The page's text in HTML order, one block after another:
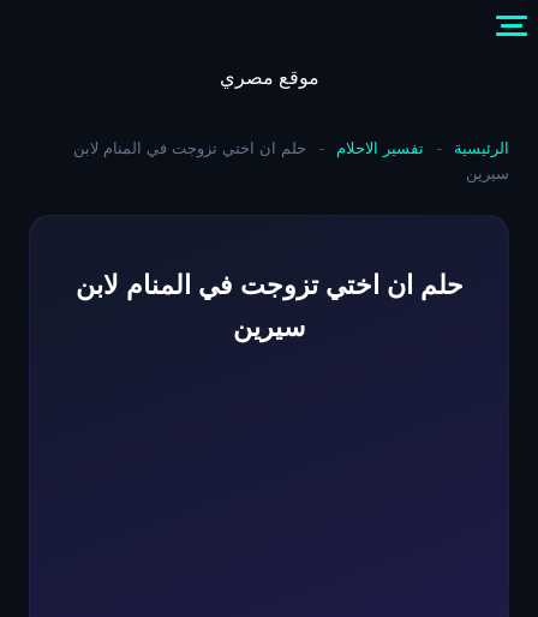
موقع مصري
الرئيسية - تفسير الاحلام -
حلم ان اختي تزوجت في المنام لابن
سيرين
حلم ان اختي تزوجت في المنام لابن
سيرين